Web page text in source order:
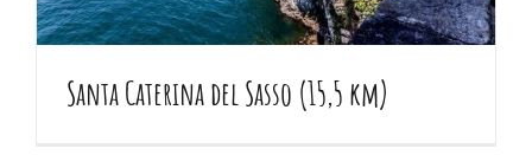
Santa Caterina del Sasso (15,5 km)